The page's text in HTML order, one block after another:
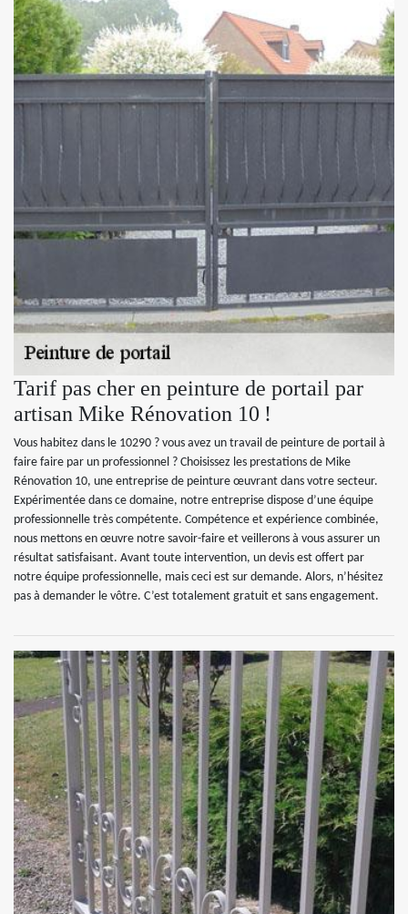
Tarif pas cher en peinture de portail par
artisan Mike Rénovation 10 !
Vous habitez dans le 10290 ? vous avez un travail de peinture de portail à
faire faire par un professionnel ? Choisissez les prestations de Mike
Rénovation 10, une entreprise de peinture œuvrant dans votre secteur.
Expérimentée dans ce domaine, notre entreprise dispose d’une équipe
professionnelle très compétente. Compétence et expérience combinée,
nous mettons en œuvre notre savoir-faire et veillerons à vous assurer un
résultat satisfaisant. Avant toute intervention, un devis est offert par
notre équipe professionnelle, mais ceci est sur demande. Alors, n’hésitez
pas à demander le vôtre. C’est totalement gratuit et sans engagement.